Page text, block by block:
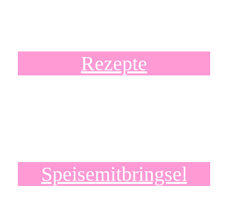
Rezepte
Speisemitbringsel